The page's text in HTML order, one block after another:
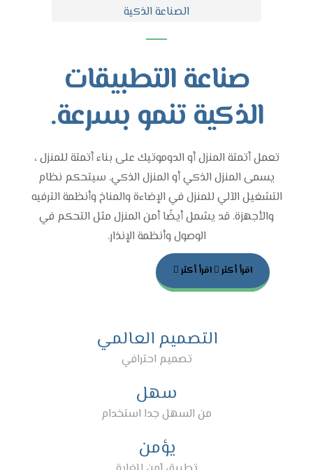
الصناعة الذكية
صناعة التطبيقات
الذكية تنمو بسرعة.
تعمل أتمتة المنزل أو الدوموتيك على بناء أتمتة للمنزل ،
يسمى المنزل الذكي أو المنزل الذكي. سيتحكم نظام
التشغيل الآلي للمنزل في الإضاءة والمناخ وأنظمة الترفيه
والأجهزة. قد يشمل أيضًا أمن المنزل مثل التحكم في
الوصول وأنظمة الإنذار.
اقرأ أكثر اقرأ أكثر
التصميم العالمي
تصميم احترافي
سهل
من السهل جدا استخدام
يؤمن